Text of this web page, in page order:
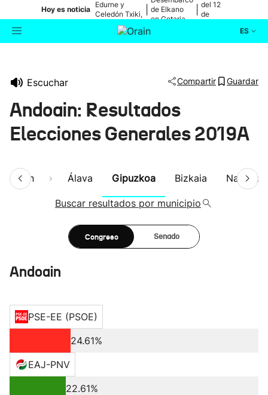
Hoy es noticia
Edurne y
Celedón Txiki,
en directo
de Elkano
en Getaria
del 12
de
ES
Escuchar Compartir Guardar
Andoain: Resultados
Elecciones Generales 2019A
Álava Gipuzkoa Bizkaia Navarra
Buscar resultados por municipio
Congreso Senado
Andoain
PSE-EE (PSOE)
24.61%
EAJ-PNV
22.61%